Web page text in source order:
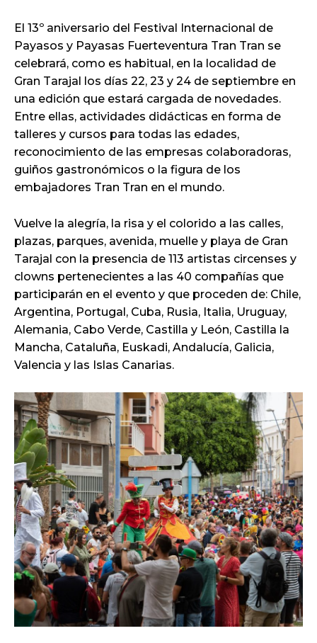
El 13º aniversario del Festival Internacional de
Payasos y Payasas Fuerteventura Tran Tran se
celebrará, como es habitual, en la localidad de
Gran Tarajal los días 22, 23 y 24 de septiembre en
una edición que estará cargada de novedades.
Entre ellas, actividades didácticas en forma de
talleres y cursos para todas las edades,
reconocimiento de las empresas colaboradoras,
guiños gastronómicos o la figura de los
embajadores Tran Tran en el mundo.
Vuelve la alegría, la risa y el colorido a las calles,
plazas, parques, avenida, muelle y playa de Gran
Tarajal con la presencia de 113 artistas circenses y
clowns pertenecientes a las 40 compañías que
participarán en el evento y que proceden de: Chile,
Argentina, Portugal, Cuba, Rusia, Italia, Uruguay,
Alemania, Cabo Verde, Castilla y León, Castilla la
Mancha, Cataluña, Euskadi, Andalucía, Galicia,
Valencia y las Islas Canarias.